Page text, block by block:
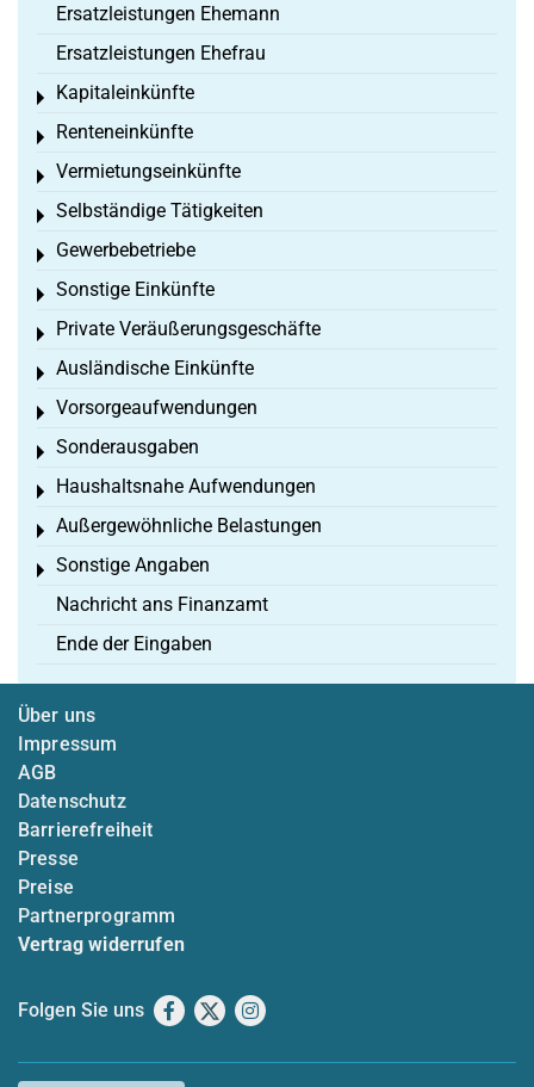
Ersatzleistungen Ehemann
Ersatzleistungen Ehefrau
Kapitaleinkünfte
Toggle menu
Renteneinkünfte
Toggle menu
Vermietungseinkünfte
Toggle menu
Selbständige Tätigkeiten
Toggle menu
Gewerbebetriebe
Toggle menu
Sonstige Einkünfte
Toggle menu
Private Veräußerungsgeschäfte
Toggle menu
Ausländische Einkünfte
Toggle menu
Vorsorgeaufwendungen
Toggle menu
Sonderausgaben
Toggle menu
Haushaltsnahe Aufwendungen
Toggle menu
Außergewöhnliche Belastungen
Toggle menu
Sonstige Angaben
Toggle menu
Nachricht ans Finanzamt
Ende der Eingaben
Über uns
Impressum
AGB
Datenschutz
Barrierefreiheit
Presse
Preise
Partnerprogramm
Vertrag widerrufen
Folgen Sie uns Facebook
X Instagram